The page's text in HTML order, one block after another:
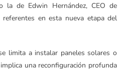
la de Edwin Hernández, CEO de
referentes en esta nueva etapa del
limita a instalar paneles solares o
una reconfiguración profunda